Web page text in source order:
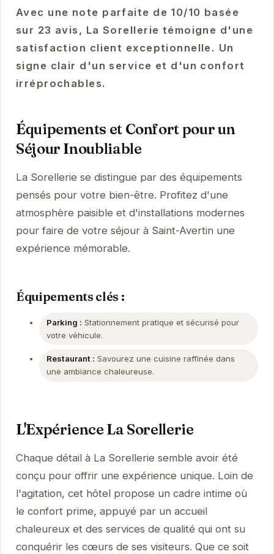
Avec une note parfaite de 10/10 basée
sur 23 avis, La Sorellerie témoigne d'une
satisfaction client exceptionnelle. Un
signe clair d'un service et d'un confort
irréprochables.
Équipements et Confort pour un
Séjour Inoubliable
La Sorellerie se distingue par des équipements
pensés pour votre bien-être. Profitez d'une
atmosphère paisible et d'installations modernes
pour faire de votre séjour à Saint-Avertin une
expérience mémorable.
Équipements clés :
Parking : Stationnement pratique et sécurisé pour
votre véhicule.
Restaurant : Savourez une cuisine raffinée dans
une ambiance chaleureuse.
L'Expérience La Sorellerie
Chaque détail à La Sorellerie semble avoir été
conçu pour offrir une expérience unique. Loin de
l'agitation, cet hôtel propose un cadre intime où
le confort prime, appuyé par un accueil
chaleureux et des services de qualité qui ont su
conquérir les cœurs de ses visiteurs. Que ce soit